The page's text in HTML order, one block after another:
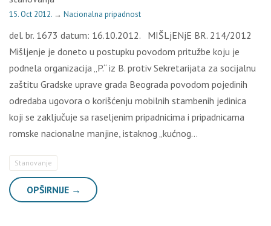
15. Oct 2012. → Nacionalna pripadnost
del. br. 1673 datum: 16.10.2012. MIŠLjENjE BR. 214/2012
Mišljenje je doneto u postupku povodom pritužbe koju je
podnela organizacija „P.“ iz B. protiv Sekretarijata za socijalnu
zaštitu Gradske uprave grada Beograda povodom pojedinih
odredaba ugovora o korišćenju mobilnih stambenih jedinica
koji se zaključuje sa raseljenim pripadnicima i pripadnicama
romske nacionalne manjine, istaknog „kućnog…
Stanovanje
OPŠIRNIJE →